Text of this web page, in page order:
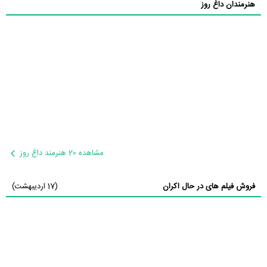
هنرمندان داغ روز
مشاهده 20 هنرمند داغ روز
فروش فیلم های در حال اکران (17 اردیبهشت)